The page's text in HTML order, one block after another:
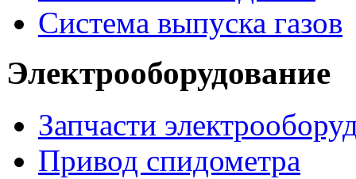
Система выпуска газов
Электрооборудование
Запчасти
Привод спидометра